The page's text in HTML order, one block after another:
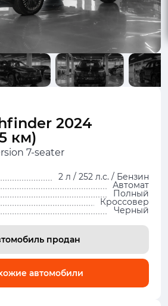
2024
км)
7-seater
2 л / 252 л.с. / Бензин
Автомат
Полный
Кроссовер
Черный
продан
автомобили